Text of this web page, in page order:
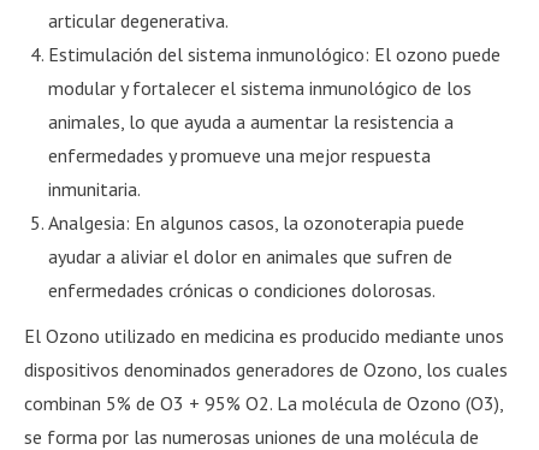
articular degenerativa.
Estimulación del sistema inmunológico: El ozono puede
modular y fortalecer el sistema inmunológico de los
animales, lo que ayuda a aumentar la resistencia a
enfermedades y promueve una mejor respuesta
inmunitaria.
Analgesia: En algunos casos, la ozonoterapia puede
ayudar a aliviar el dolor en animales que sufren de
enfermedades crónicas o condiciones dolorosas.
El Ozono utilizado en medicina es producido mediante unos
dispositivos denominados generadores de Ozono, los cuales
combinan 5% de O3 + 95% O2. La molécula de Ozono (O3),
se forma por las numerosas uniones de una molécula de